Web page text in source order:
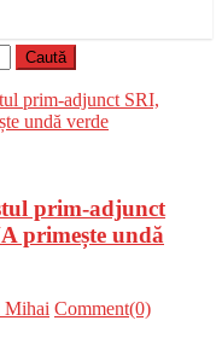
prim-adjunct
primește undă
Mihai Comment(0)